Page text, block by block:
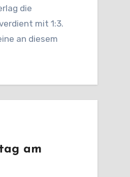
die
mit 1:3.
an diesem
am